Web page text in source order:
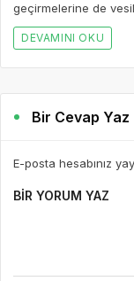
geçirmelerine de
DEVAMINI OKU
Bir Cevap Yaz
E-posta hesabınız
BIR YORUM YAZ